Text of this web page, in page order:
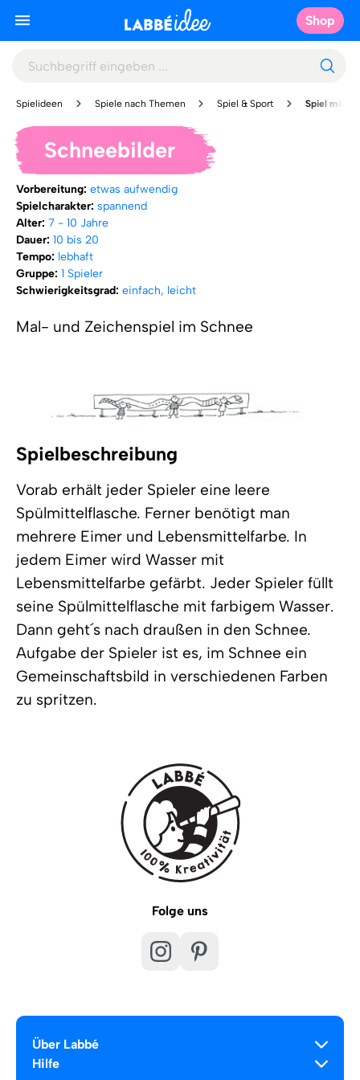
Shop
Spielideen Spiele nach Themen Spiel & Sport Spiel mit
Schneebilder
Vorbereitung: etwas aufwendig
Spielcharakter: spannend
Alter: 7 - 10 Jahre
Dauer: 10 bis 20
Tempo: lebhaft
Gruppe: 1 Spieler
Schwierigkeitsgrad: einfach, leicht
Mal- und Zeichenspiel im Schnee
Spielbeschreibung
Vorab erhält jeder Spieler eine leere
Spülmittelflasche. Ferner benötigt man
mehrere Eimer und Lebensmittelfarbe. In
jedem Eimer wird Wasser mit
Lebensmittelfarbe gefärbt. Jeder Spieler füllt
seine Spülmittelflasche mit farbigem Wasser.
Dann geht´s nach draußen in den Schnee.
Aufgabe der Spieler ist es, im Schnee ein
Gemeinschaftsbild in verschiedenen Farben
zu spritzen.
Folge uns
Über Labbé
Hilfe